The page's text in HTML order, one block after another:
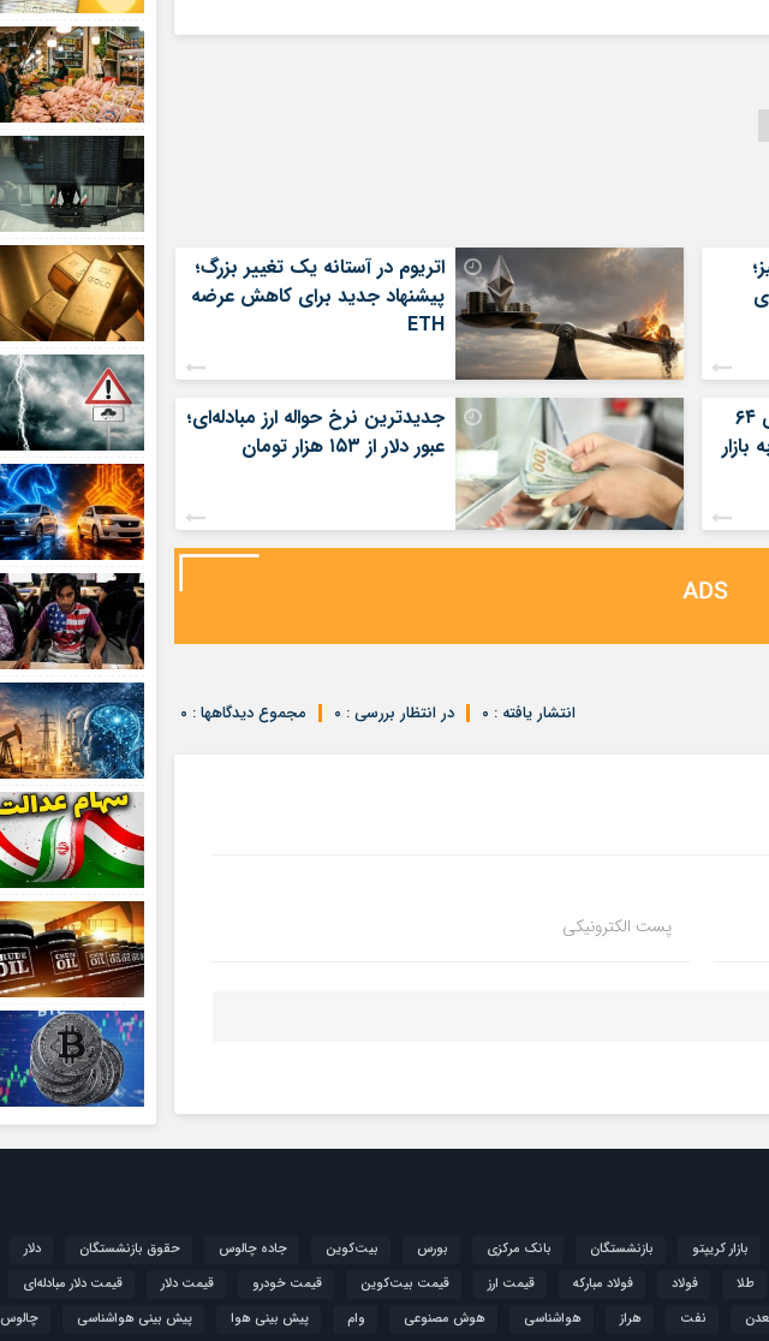
اتریوم در آستانه یک تغییر بزرگ؛
پیشنهاد جدید برای کاهش عرضه
ETH
بازگشت بیت‌کوین به بالای ۶۴
جدیدترین نرخ حواله ارز مبادله‌ای؛
عبور دلار از ۱۵۳ هزار تومان
مجموع دیدگاهها : ۰ در انتظار بررسی : ۰ انتشار یافته : ۰
پست الکترونیکی
بازار کریپتو بازنشستگان بانک مرکزی بورس بیت‌کوین جاده چالوس حقوق بازنشستگان دلار
طلا فولاد فولاد مبارکه قیمت ارز قیمت بیت‌کوین قیمت خودرو قیمت دلار قیمت دلار مبادله‌ای
نفت هراز هواشناسی هوش مصنوعی وام پیش بینی هوا پیش بینی هواشناسی چالوس